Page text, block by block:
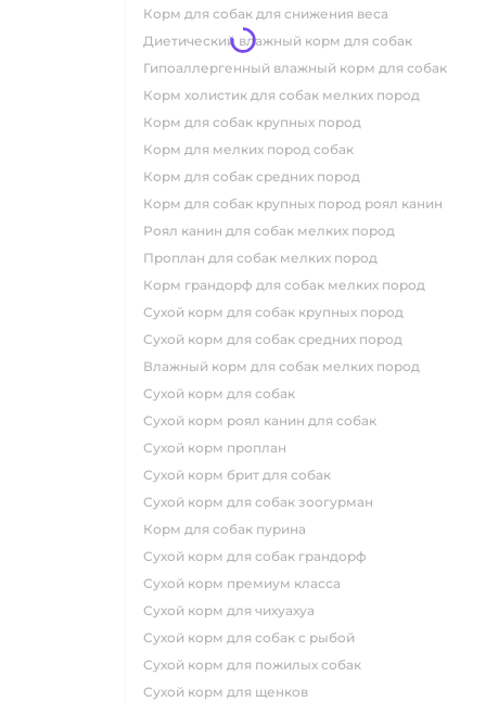
корм для собак для снижения веса
диетический влажный корм для собак
гипоаллергенный влажный корм для собак
корм холистик для собак мелких пород
корм для собак крупных пород
корм для мелких пород собак
корм для собак средних пород
корм для собак крупных пород роял канин
роял канин для собак мелких пород
проплан для собак мелких пород
корм грандорф для собак мелких пород
сухой корм для собак крупных пород
сухой корм для собак средних пород
влажный корм для собак мелких пород
сухой корм для собак
сухой корм роял канин для собак
сухой корм проплан
сухой корм брит для собак
сухой корм для собак зоогурман
корм для собак пурина
сухой корм для собак грандорф
сухой корм премиум класса
сухой корм для чихуахуа
сухой корм для собак с рыбой
сухой корм для пожилых собак
сухой корм для щенков